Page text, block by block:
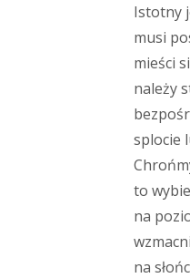
Istotny
musi
mieści
należy
splocie
to
na
na